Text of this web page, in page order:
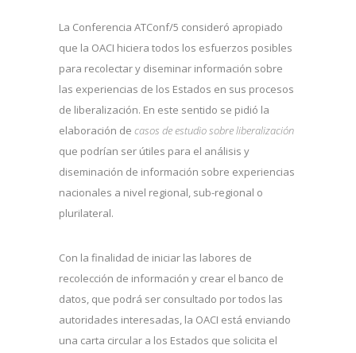
La Conferencia ATConf/5 consideró apropiado
que la OACI hiciera todos los esfuerzos posibles
para recolectar y diseminar información sobre
las experiencias de los Estados en sus procesos
de liberalización. En este sentido se pidió la
elaboración de casos de estudio sobre liberalización
que podrían ser útiles para el análisis y
diseminación de información sobre experiencias
nacionales a nivel regional, sub-regional o
plurilateral.
Con la finalidad de iniciar las labores de
recolección de información y crear el banco de
datos, que podrá ser consultado por todos las
autoridades interesadas, la OACI está enviando
una carta circular a los Estados que solicita el